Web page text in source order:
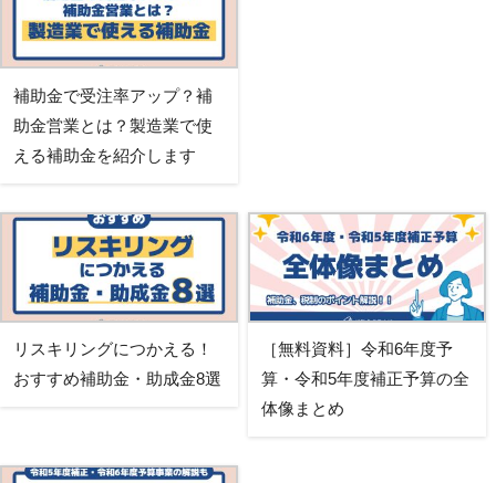
補助金で受注率アップ？補
助金営業とは？製造業で使
える補助金を紹介します
リスキリングにつかえる！
おすすめ補助金・助成金8選
［無料資料］令和6年度予
算・令和5年度補正予算の全
体像まとめ